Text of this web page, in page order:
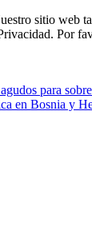
sitio web
Por
para
en Bosnia y